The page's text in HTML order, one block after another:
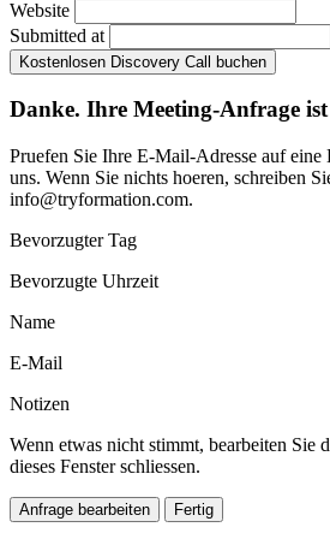
Website
Submitted at
Kostenlosen Discovery Call buchen
Danke. Ihre Meeting-Anfrage ist
Pruefen Sie Ihre E-Mail-Adresse auf
uns. Wenn Sie nichts hoeren, schreiben
info@tryformation.com.
Bevorzugter Tag
Bevorzugte Uhrzeit
Name
E-Mail
Notizen
Wenn etwas nicht stimmt, bearbeiten Sie
dieses Fenster schliessen.
Anfrage bearbeiten Fertig